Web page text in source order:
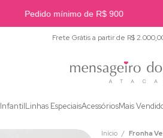
Pedido mínimo de R$ 900
Frete Grátis a partir de R$
InfantilLinhas EspeciaisAcessóriosMais
Início Fronha